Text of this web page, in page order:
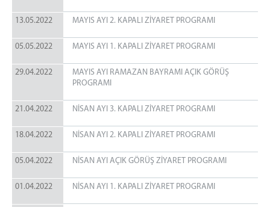
13.05.2022 MAYIS AYI 2. KAPALI ZİYARET PROGRAMI
05.05.2022 MAYIS AYI 1. KAPALI ZİYARET PROGRAMI
29.04.2022
MAYIS AYI RAMAZAN BAYRAMI AÇIK GÖRÜŞ
PROGRAMI
21.04.2022 NİSAN AYI 3. KAPALI ZİYARET PROGRAMI
18.04.2022 NİSAN AYI 2. KAPALI ZİYARET PROGRAMI
05.04.2022 NİSAN AYI AÇIK GÖRÜŞ ZİYARET PROGRAMI
01.04.2022 NİSAN AYI 1. KAPALI ZİYARET PROGRAMI